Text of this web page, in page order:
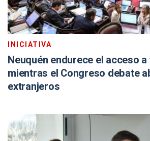
INICIATIVA
Neuquén endurece el acceso
mientras el Congreso debate
extranjeros